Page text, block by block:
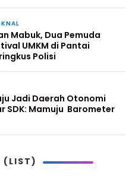
Mabuk, Dua Pemuda
UMKM di Pantai
Polisi
Jadi Daerah Otonomi
SDK: Mamuju Barometer
(LIST)